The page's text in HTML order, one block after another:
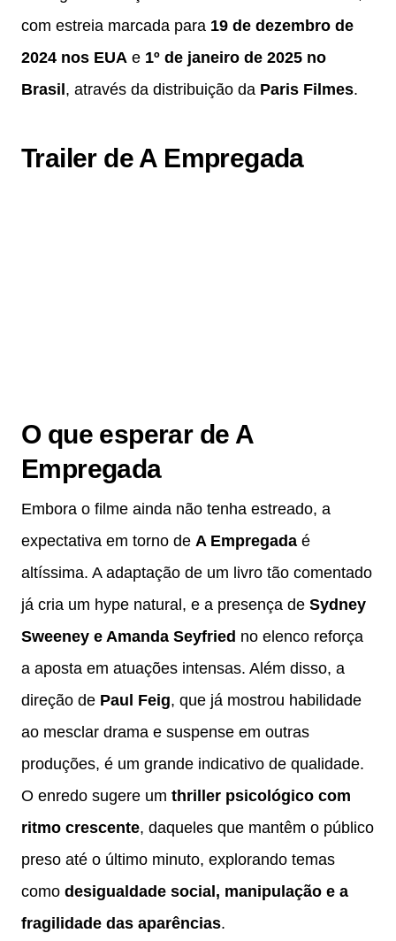
com estreia marcada para 19 de dezembro de
2024 nos EUA e 1º de janeiro de 2025 no
Brasil , através da distribuição da Paris Filmes.
Trailer de A Empregada
O que esperar de A
Empregada
Embora o filme ainda não tenha estreado, a
expectativa em torno de A Empregada é
altíssima. A adaptação de um livro tão comentado
já cria um hype natural, e a presença de Sydney
Sweeney e Amanda Seyfried no elenco reforça
a aposta em atuações intensas. Além disso, a
direção de Paul Feig, que já mostrou habilidade
ao mesclar drama e suspense em outras
produções, é um grande indicativo de qualidade.
O enredo sugere um thriller psicológico com
ritmo crescente, daqueles que mantêm o público
preso até o último minuto, explorando temas
como desigualdade social, manipulação e a
fragilidade das aparências.